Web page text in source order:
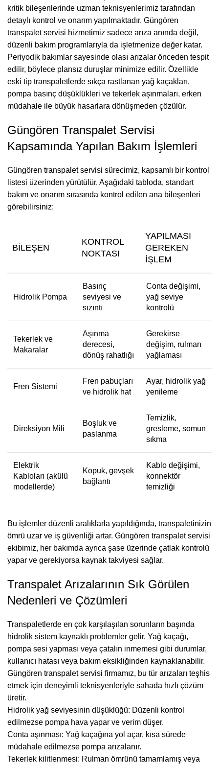
kritik bileşenlerinde uzman teknisyenlerimiz tarafından
detaylı kontrol ve onarım yapılmaktadır. Güngören
transpalet servisi hizmetimiz sadece arıza anında değil,
düzenli bakım programlarıyla da işletmenize değer katar.
Periyodik bakımlar sayesinde olası arızalar önceden tespit
edilir, böylece plansız duruşlar minimize edilir. Özellikle
eski tip transpaletlerde sıkça rastlanan yağ kaçakları,
pompa basınç düşüklükleri ve tekerlek aşınmaları, erken
müdahale ile büyük hasarlara dönüşmeden çözülür.
Güngören Transpalet Servisi
Kapsamında Yapılan Bakım İşlemleri
Güngören transpalet servisi sürecimiz, kapsamlı bir kontrol
listesi üzerinden yürütülür. Aşağıdaki tabloda, standart
bakım ve onarım sırasında kontrol edilen ana bileşenleri
görebilirsiniz:
BILEŞEN
KONTROL
NOKTASI
YAPILMASI
GEREKEN
İŞLEM
Hidrolik Pompa
Basınç
seviyesi ve
sızıntı
Conta değişimi,
yağ seviye
kontrolü
Tekerlek ve
Makaralar
Aşınma
derecesi,
dönüş rahatlığı
Gerekirse
değişim, rulman
yağlaması
Fren Sistemi
Fren pabuçları
ve hidrolik hat
Ayar, hidrolik yağ
yenileme
Direksiyon Mili
Boşluk ve
paslanma
Temizlik,
gresleme, somun
sıkma
Elektrik
Kabloları (akülü
modellerde)
Kopuk, gevşek
bağlantı
Kablo değişimi,
konnektör
temizliği
Bu işlemler düzenli aralıklarla yapıldığında, transpaletinizin
ömrü uzar ve iş güvenliği artar. Güngören transpalet servisi
ekibimiz, her bakımda ayrıca şase üzerinde çatlak kontrolü
yapar ve gerekiyorsa kaynak takviyesi sağlar.
Transpalet Arızalarının Sık Görülen
Nedenleri ve Çözümleri
Transpaletlerde en çok karşılaşılan sorunların başında
hidrolik sistem kaynaklı problemler gelir. Yağ kaçağı,
pompa sesi yapması veya çatalın inmemesi gibi durumlar,
kullanıcı hatası veya bakım eksikliğinden kaynaklanabilir.
Güngören transpalet servisi firmamız, bu tür arızaları teşhis
etmek için deneyimli teknisyenleriyle sahada hızlı çözüm
üretir.
Hidrolik yağ seviyesinin düşüklüğü: Düzenli kontrol
edilmezse pompa hava yapar ve verim düşer.
Conta aşınması: Yağ kaçağına yol açar, kısa sürede
müdahale edilmezse pompa arızalanır.
Tekerlek kilitlenmesi: Rulman ömrünü tamamlamış veya